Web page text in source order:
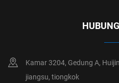
Kamar 3204, Gedung A,
jiangsu, tiongkok